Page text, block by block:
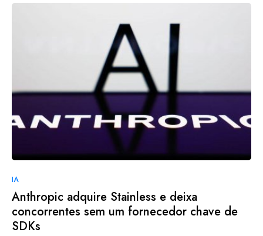
IA
Anthropic adquire Stainless e deixa
concorrentes sem um fornecedor chave de
SDKs